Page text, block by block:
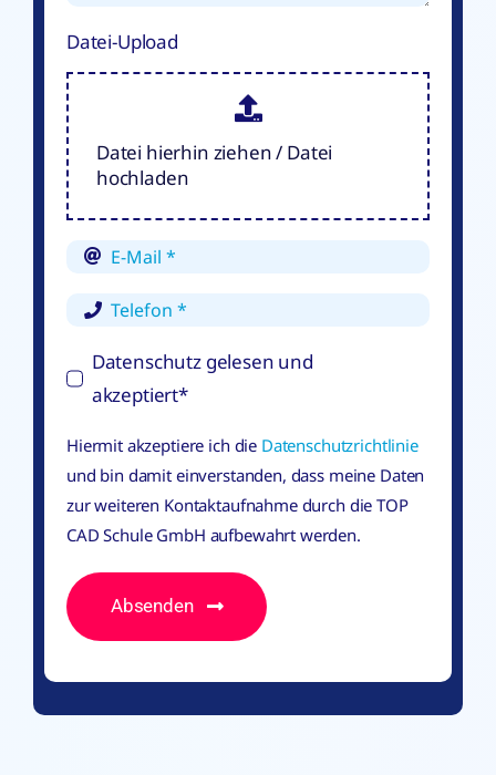
Datei-Upload
Datei hierhin ziehen / Datei
hochladen
Datenschutz gelesen und
akzeptiert*
Hiermit akzeptiere ich die Datenschutzrichtlinie
und bin damit einverstanden, dass meine Daten
zur weiteren Kontaktaufnahme durch die TOP
CAD Schule GmbH aufbewahrt werden.
Absenden